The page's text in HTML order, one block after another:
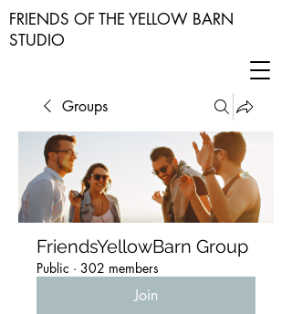
FRIENDS OF THE YELLOW BARN
STUDIO
Groups
FriendsYellowBarn Group
Public · 302 members
Join